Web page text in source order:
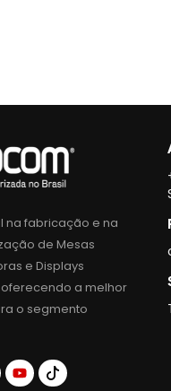
na fabricação e na
de Mesas
e Displays
a melhor
o segmento